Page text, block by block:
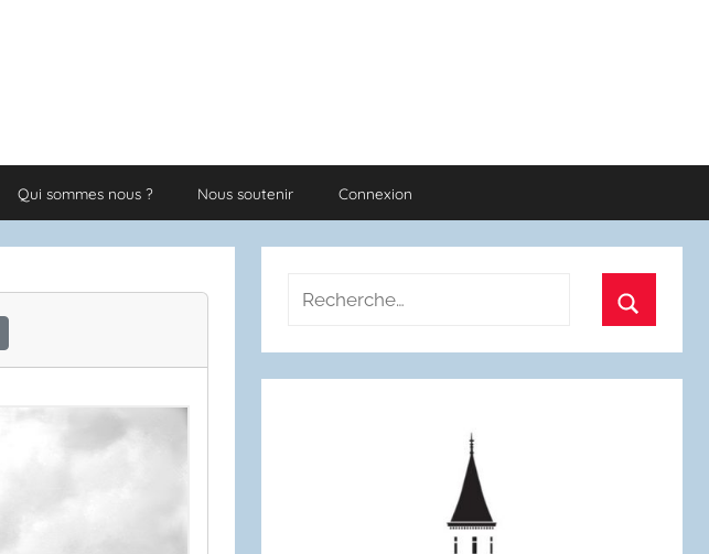
Qui sommes nous ? Nous soutenir Connexion
Recherche
: